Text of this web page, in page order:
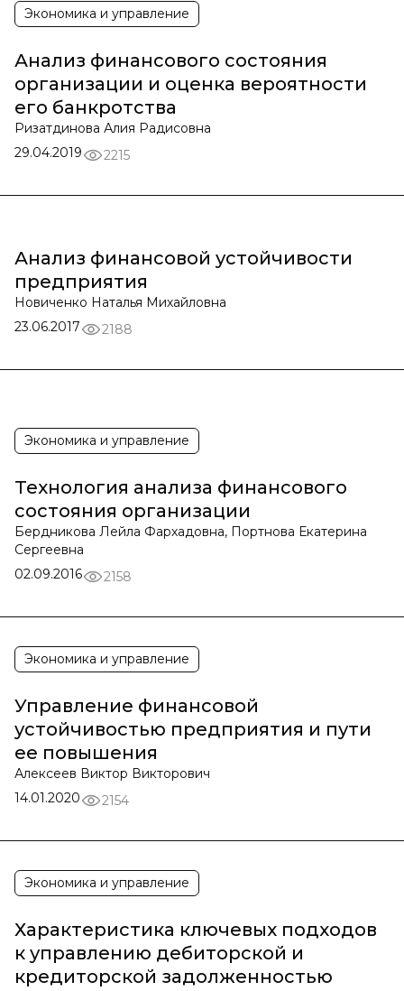
Экономика и управление
Анализ финансового состояния
организации и оценка вероятности
его банкротства
Ризатдинова Алия Радисовна
29.04.2019
2215
Анализ финансовой устойчивости
предприятия
Новиченко Наталья Михайловна
23.06.2017
2188
Экономика и управление
Технология анализа финансового
состояния организации
Бердникова Лейла Фархадовна, Портнова Екатерина
Сергеевна
02.09.2016
2158
Экономика и управление
Управление финансовой
устойчивостью предприятия и пути
ее повышения
Алексеев Виктор Викторович
14.01.2020
2154
Экономика и управление
Характеристика ключевых подходов
к управлению дебиторской и
кредиторской задолженностью